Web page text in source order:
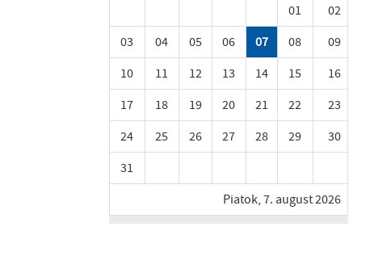
01
02
03
04 05 06 07 08
09
10
11 12 13 14 15
16
17
18 19 20 21 22
23
24
25 26 27 28 29
30
31
Piatok, 7. august 2026